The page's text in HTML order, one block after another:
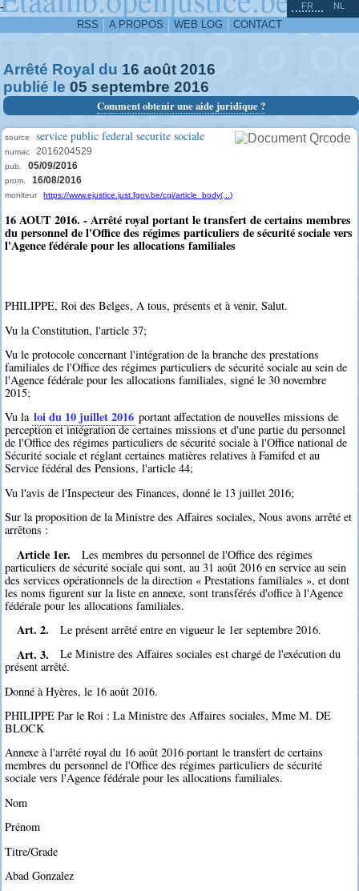
-
RSS A PROPOS WEB LOG CONTACT
FR NL
Arrêté Royal du 16 août 2016
publié le 05 septembre 2016
Comment obtenir une aide juridique ?
source service public federal securite sociale
numac 2016204529
pub. 05/09/2016
prom. 16/08/2016
moniteur https://www.ejustice.just.fgov.be/cgi/article_body(...)
16 AOUT 2016. - Arrêté royal portant le transfert de certains membres
du personnel de l'Office des régimes particuliers de sécurité sociale vers
l'Agence fédérale pour les allocations familiales
PHILIPPE, Roi des Belges, A tous, présents et à venir, Salut.
Vu la Constitution, l'article 37;
Vu le protocole concernant l'intégration de la branche des prestations
familiales de l'Office des régimes particuliers de sécurité sociale au sein de
l'Agence fédérale pour les allocations familiales, signé le 30 novembre
2015;
Vu la loi du 10 juillet 2016 portant affectation de nouvelles missions de
perception et intégration de certaines missions et d'une partie du personnel
de l'Office des régimes particuliers de sécurité sociale à l'Office national de
Sécurité sociale et réglant certaines matières relatives à Famifed et au
Service fédéral des Pensions, l'article 44;
Vu l'avis de l'Inspecteur des Finances, donné le 13 juillet 2016;
Sur la proposition de la Ministre des Affaires sociales, Nous avons arrêté et
arrêtons :
Article 1er.
Les membres du personnel de l'Office des régimes
particuliers de sécurité sociale qui sont, au 31 août 2016 en service au sein
des services opérationnels de la direction « Prestations familiales », et dont
les noms figurent sur la liste en annexe, sont transférés d'office à l'Agence
fédérale pour les allocations familiales.
Art. 2. Le présent arrêté entre en vigueur le 1er septembre 2016.
Art. 3.
Le Ministre des Affaires sociales est chargé de l'exécution du
présent arrêté.
Donné à Hyères, le 16 août 2016.
PHILIPPE Par le Roi : La Ministre des Affaires sociales, Mme M. DE
BLOCK
Annexe à l'arrêté royal du 16 août 2016 portant le transfert de certains
membres du personnel de l'Office des régimes particuliers de sécurité
sociale vers l'Agence fédérale pour les allocations familiales.
Nom
Prénom
Titre/Grade
Abad Gonzalez
^